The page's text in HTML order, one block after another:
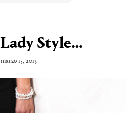
Style…
marzo 15, 2013